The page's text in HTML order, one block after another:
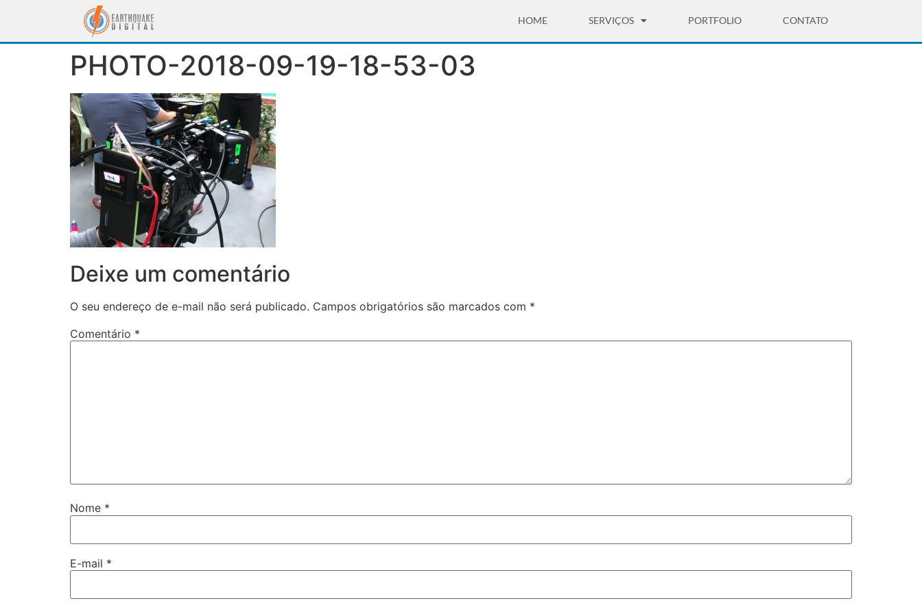
HOME SERVIÇOS PORTFOLIO CONTATO
PHOTO-2018-09-19-18-53-03
Deixe um comentário
O seu endereço de e-mail não será publicado. Campos obrigatórios são marcados com *
Comentário *
Nome *
E-mail *